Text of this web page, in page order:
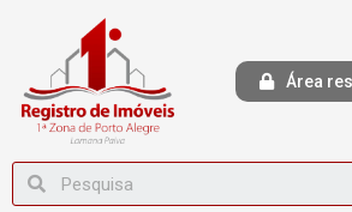
Área